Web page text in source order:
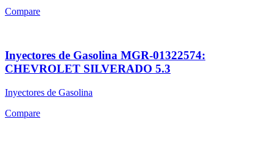
Compare
Inyectores de Gasolina MGR-01322574:
CHEVROLET SILVERADO 5.3
Inyectores de Gasolina
Compare